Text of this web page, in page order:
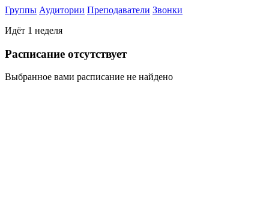
Группы Аудитории Преподаватели Звонки
Идёт 1 неделя
Раcписание отсутствует
Выбранное вами расписание не найдено